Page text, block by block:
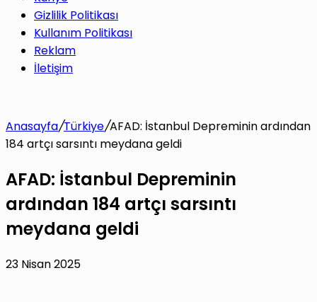
Gizlilik Politikası
Kullanım Politikası
Reklam
İletişim
Anasayfa/Türkiye/AFAD: İstanbul Depreminin ardından
184 artçı sarsıntı meydana geldi
AFAD: İstanbul Depreminin
ardından 184 artçı sarsıntı
meydana geldi
23 Nisan 2025